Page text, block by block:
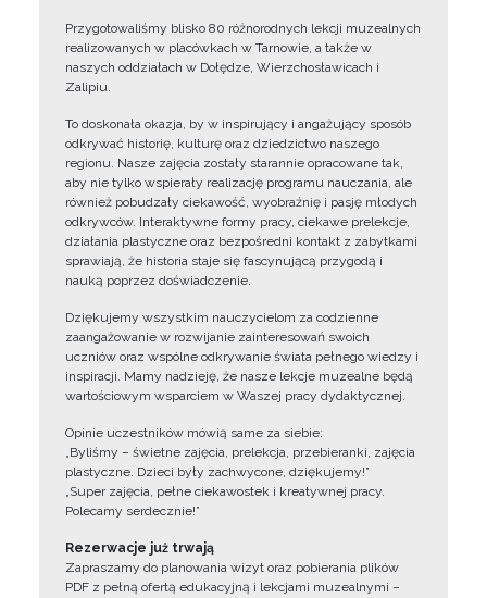
Przygotowaliśmy blisko 80 różnorodnych lekcji muzealnych
realizowanych w placówkach w Tarnowie, a także w
naszych oddziałach w Dołędze, Wierzchosławicach i
Zalipiu.
To doskonała okazja, by w inspirujący i angażujący sposób
odkrywać historię, kulturę oraz dziedzictwo naszego
regionu. Nasze zajęcia zostały starannie opracowane tak,
aby nie tylko wspierały realizację programu nauczania, ale
również pobudzały ciekawość, wyobraźnię i pasję młodych
odkrywców. Interaktywne formy pracy, ciekawe prelekcje,
działania plastyczne oraz bezpośredni kontakt z zabytkami
sprawiają, że historia staje się fascynującą przygodą i
nauką poprzez doświadczenie.
Dziękujemy wszystkim nauczycielom za codzienne
zaangażowanie w rozwijanie zainteresowań swoich
uczniów oraz wspólne odkrywanie świata pełnego wiedzy i
inspiracji. Mamy nadzieję, że nasze lekcje muzealne będą
wartościowym wsparciem w Waszej pracy dydaktycznej.
Opinie uczestników mówią same za siebie:
„Byliśmy – świetne zajęcia, prelekcja, przebieranki, zajęcia
plastyczne. Dzieci były zachwycone, dziękujemy!”
„Super zajęcia, pełne ciekawostek i kreatywnej pracy.
Polecamy serdecznie!”
Rezerwacje już trwają
Zapraszamy do planowania wizyt oraz pobierania plików
PDF z pełną ofertą edukacyjną i lekcjami muzealnymi –